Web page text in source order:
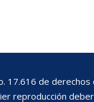
17.616 de
reproducción